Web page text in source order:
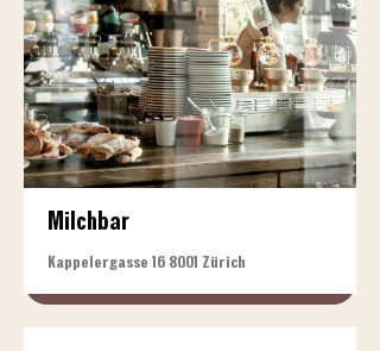
Milchbar
Kappelergasse 16 8001 Zürich